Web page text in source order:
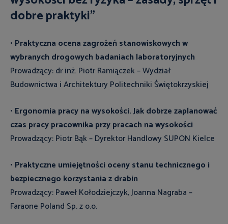
dobre praktyki"
• Praktyczna ocena zagrożeń stanowiskowych w
wybranych drogowych badaniach laboratoryjnych
Prowadzący: dr inż. Piotr Ramiączek – Wydział
Budownictwa i Architektury Politechniki Świętokrzyskiej
• Ergonomia pracy na wysokości. Jak dobrze zaplanować
czas pracy pracownika przy pracach na wysokości
Prowadzący: Piotr Bąk – Dyrektor Handlowy SUPON Kielce
• Praktyczne umiejętności oceny stanu technicznego i
bezpiecznego korzystania z drabin
Prowadzący: Paweł Kołodziejczyk, Joanna Nagraba –
Faraone Poland Sp. z o.o.